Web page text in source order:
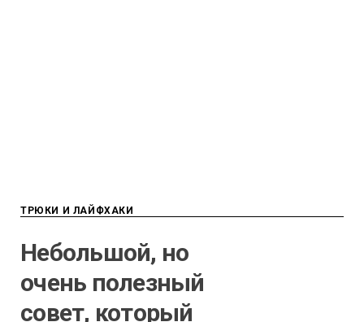
ТРЮКИ И ЛАЙФХАКИ
Небольшой, но
очень полезный
совет, который